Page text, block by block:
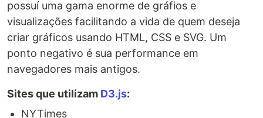
possuí uma gama enorme de gráfios e
visualizações facilitando a vida de quem deseja
criar gráficos usando HTML, CSS e SVG. Um
ponto negativo é sua performance em
navegadores mais antigos.
Sites que utilizam D3.js:
NYTimes